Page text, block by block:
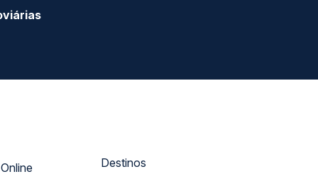
Atendimento Online
Destinos